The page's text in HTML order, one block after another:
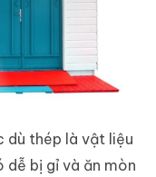
dù thép là vật liệu
dễ bị gỉ và ăn mòn